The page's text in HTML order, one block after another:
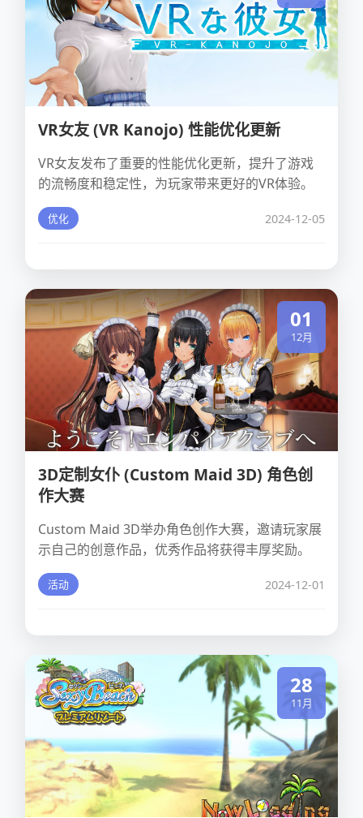
VR女友 (VR Kanojo) 性能优化更新
VR女友发布了重要的性能优化更新，提升了游戏
的流畅度和稳定性，为玩家带来更好的VR体验。
优化 2024-12-05
01
12月
3D定制女仆 (Custom Maid 3D) 角色创
作大赛
Custom Maid 3D举办角色创作大赛，邀请玩家展
示自己的创意作品，优秀作品将获得丰厚奖励。
活动 2024-12-01
28
11月